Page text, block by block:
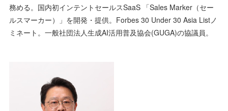
務める。国内初インテントセールスSaaS 「Sales Marker（セー
ルスマーカー）」を開発・提供。Forbes 30 Under 30 Asia Listノ
ミネート。一般社団法人生成AI活用普及協会(GUGA)の協議員。